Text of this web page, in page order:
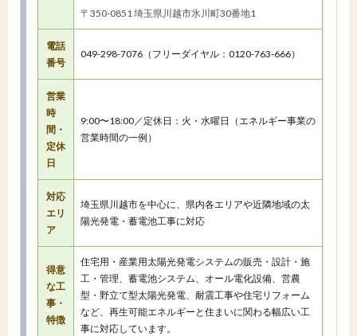
〒350-0851 埼玉県川越市氷川町30番地1
電話
番号
049-298-7076（フリーダイヤル：0120-763-666）
営業
時
間・
定休
日
9:00〜18:00／定休日：火・水曜日（エネルギー事業の
営業時間の一例）
対応
エリ
ア
埼玉県川越市を中心に、県内各エリアや近隣地域の太
陽光発電・蓄電池工事に対応
得意
な工
事・
特徴
住宅用・産業用太陽光発電システムの販売・設計・施
工・管理、蓄電池システム、オール電化設備、営農
型・野立て型太陽光発電、耐震工事や住宅リフォーム
など、再生可能エネルギーと住まいに関わる幅広い工
事に対応しています。